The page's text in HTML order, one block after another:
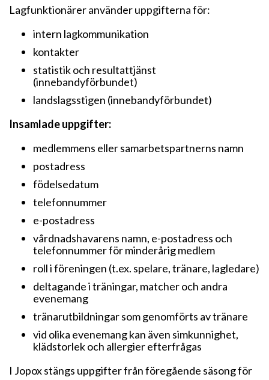
Lagfunktionärer använder uppgifterna för:
intern lagkommunikation
kontakter
statistik och resultattjänst
(innebandyförbundet)
landslagsstigen (innebandyförbundet)
Insamlade uppgifter:
medlemmens eller samarbetspartnerns namn
postadress
födelsedatum
telefonnummer
e-postadress
vårdnadshavarens namn, e-postadress och
telefonnummer för minderårig medlem
roll i föreningen (t.ex. spelare, tränare, lagledare)
deltagande i träningar, matcher och andra
evenemang
tränarutbildningar som genomförts av tränare
vid olika evenemang kan även simkunnighet,
klädstorlek och allergier efterfrågas
I Jopox stängs uppgifter från föregående säsong för